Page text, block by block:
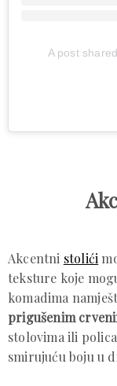
A post
Akcentni stolići
teksture koje
komadima
prigušenim
stolovima ili
smirujuću boju u